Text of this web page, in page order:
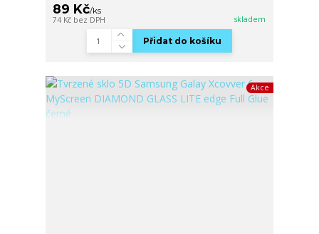
89 Kč/ks
74 Kč bez DPH skladem
Přidat do košíku
Akce